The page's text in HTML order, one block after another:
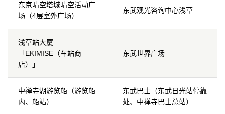
东京晴空塔城晴空活动广
场（4层室外广场）
东武观光咨询中心浅草
浅草站大厦
「EKIMISE（车站商
店）」
东武世界广场
中禅寺湖游览船（游览船
内、船站）
东武巴士（东武日光站停靠
处、中禅寺巴士总站）